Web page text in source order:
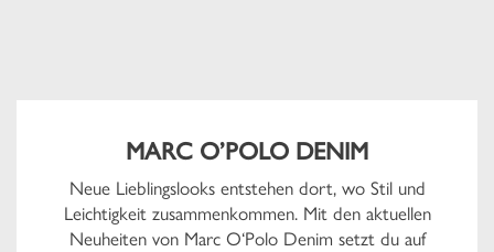
MARC O’POLO DENIM
Neue Lieblingslooks entstehen dort, wo Stil und
Leichtigkeit zusammenkommen. Mit den aktuellen
Neuheiten von Marc O‘Polo Denim setzt du auf